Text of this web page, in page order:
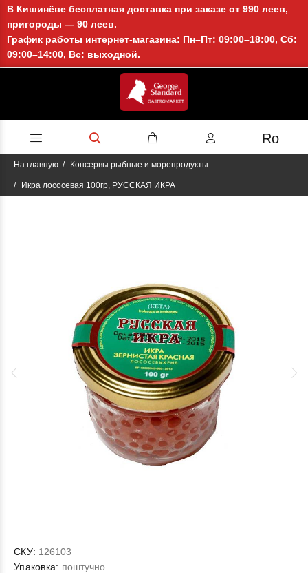
В Кишинёве бесплатная доставка при заказе от 990 леев,
пригороды — 90 леев.
График работы интернет-магазина: Пн–Пт: 09:00–18:00, Сб:
09:00–14:00, Вс: выходной.
Ro
На главную Консервы рыбные и морепродукты
Икра лососевая 100гр, РУССКАЯ ИКРА
СКУ: 126103
Упаковка: поштучно